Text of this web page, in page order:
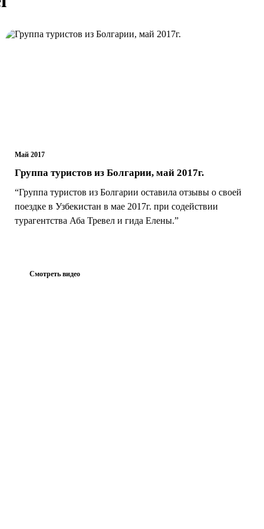
Май 2017
Группа туристов из Болгарии, май 2017г.
“Группа туристов из Болгарии оставила отзывы о своей
поездке в Узбекистан в мае 2017г. при содействии
турагентства Аба Тревел и гида Елены.”
Смотреть видео